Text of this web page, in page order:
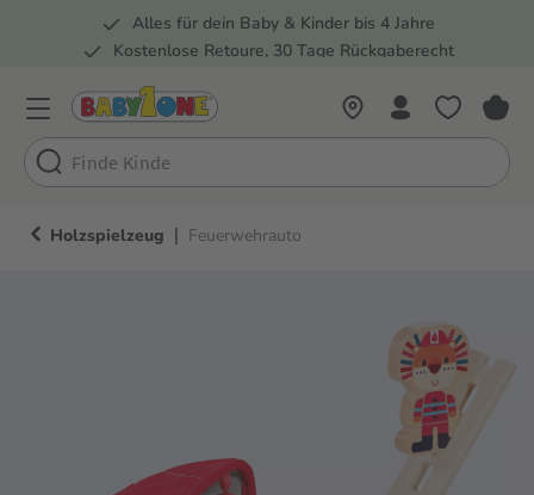
Zur Hauptnavigation springen
Alles für dein Baby & Kinder bis 4 Jahre
Kostenlose Retoure, 30 Tage Rückgaberecht
Holzspielzeug | Feuerwehrauto